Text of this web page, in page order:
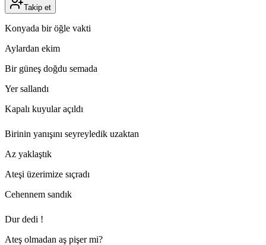
Takip et
Konyada bir öğle vakti
Aylardan ekim
Bir güneş doğdu semada
Yer sallandı
Kapalı kuyular açıldı
Birinin yanışını seyreyledik uzaktan
Az yaklaştık
Ateşi üzerimize sıçradı
Cehennem sandık
Dur dedi !
Ateş olmadan aş pişer mi?